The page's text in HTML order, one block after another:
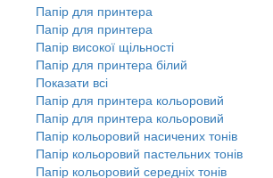
Папір для принтера
Папір для принтера
Папір високої щільності
Папір для принтера білий
Показати всі
Папір для принтера кольоровий
Папір для принтера кольоровий
Папір кольоровий насичених тонів
Папір кольоровий пастельних тонів
Папір кольоровий середніх тонів